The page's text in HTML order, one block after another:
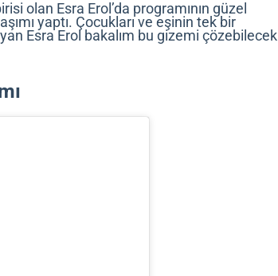
olan Esra Erol’da programının güzel
yaptı. Çocukları ve eşinin tek bir
Esra Erol bakalım bu gizemi çözebilecek